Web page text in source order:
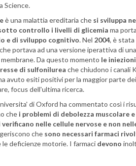
Science.
è una malattia ereditaria che si sviluppa
controllo i livelli di glicemia ma
e di sviluppo cognitivo. Nel 2004, è stata
portava ad una versione iperattiva di
Da questo momento le
di sulfonilurea che chiudono i canali
avuto esiti positivi per la maggior parte
focus dell'ultima ricerca.
di Oxford ha commentato così i
che i problemi di debolezza muscolare
verificano nelle cellule nervose e non
che sono necessari farmaci
le deficienze motorie. I farmaci devono